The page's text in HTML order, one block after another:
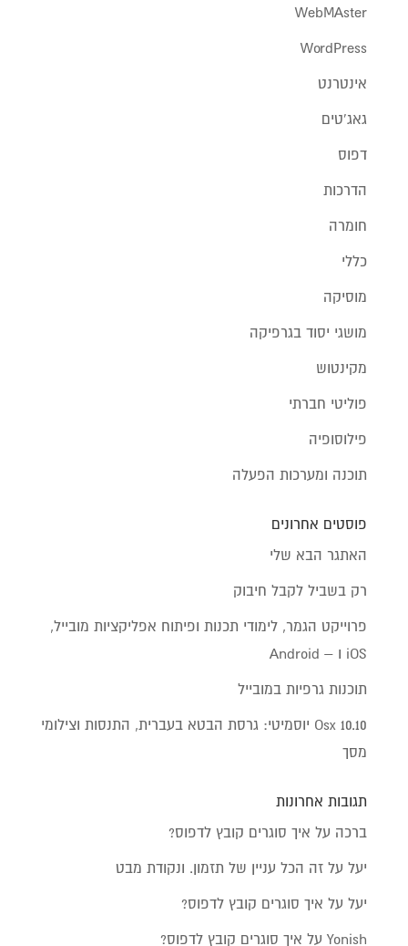
WebMAster
WordPress
אינטרנט
גאג'טים
דפוס
הדרכות
חומרה
כללי
מוסיקה
מושגי יסוד בגרפיקה
מקינטוש
פוליטי חברתי
פילוסופיה
תוכנה ומערכות הפעלה
פוסטים אחרונים
האתגר הבא שלי
רק בשביל לקבל חיבוק
פרוייקט הגמר, לימודי תכנות ופיתוח אפליקציות מובייל,
iOS ו – Android
תוכנות גרפיות במובייל
Osx 10.10 יוסמיטי: גרסת הבטא בעברית, התנסות וצילומי
מסך
תגובות אחרונות
ברכה על איך סוגרים קובץ לדפוס?
יעלעל זה הכל עניין של תזמון. ונקודת מבט
יעלעל איך סוגרים קובץ לדפוס?
Yonishעל איך סוגרים קובץ לדפוס?